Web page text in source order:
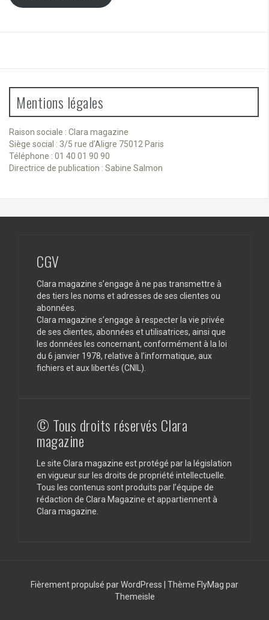
Mentions légales
Raison sociale : Clara magazine
Siège social : 3/5 rue d’Aligre 75012 Paris
Téléphone : 01 40 01 90 90
Directrice de publication : Sabine Salmon
CGV
Clara magazine s’engage à ne pas transmettre à
des tiers les noms et adresses de ses clientes ou
abonnées.
Clara magazine s’engage à respecter la vie privée
de ses clientes, abonnées et utilisatrices, ainsi que
les données les concernant, conformément à la loi
du 6 janvier 1978, relative à l’informatique, aux
fichiers et aux libertés (CNIL).
© Tous droits réservés Clara
magazine
Le site Clara magazine est protégé par la législation
en vigueur sur les droits de propriété intellectuelle.
Tous les contenus sont produits par l’équipe de
rédaction de Clara Magazine et appartiennent à
Clara magazine.
Fièrement propulsé par WordPress Thème FlyMag par
Themeisle